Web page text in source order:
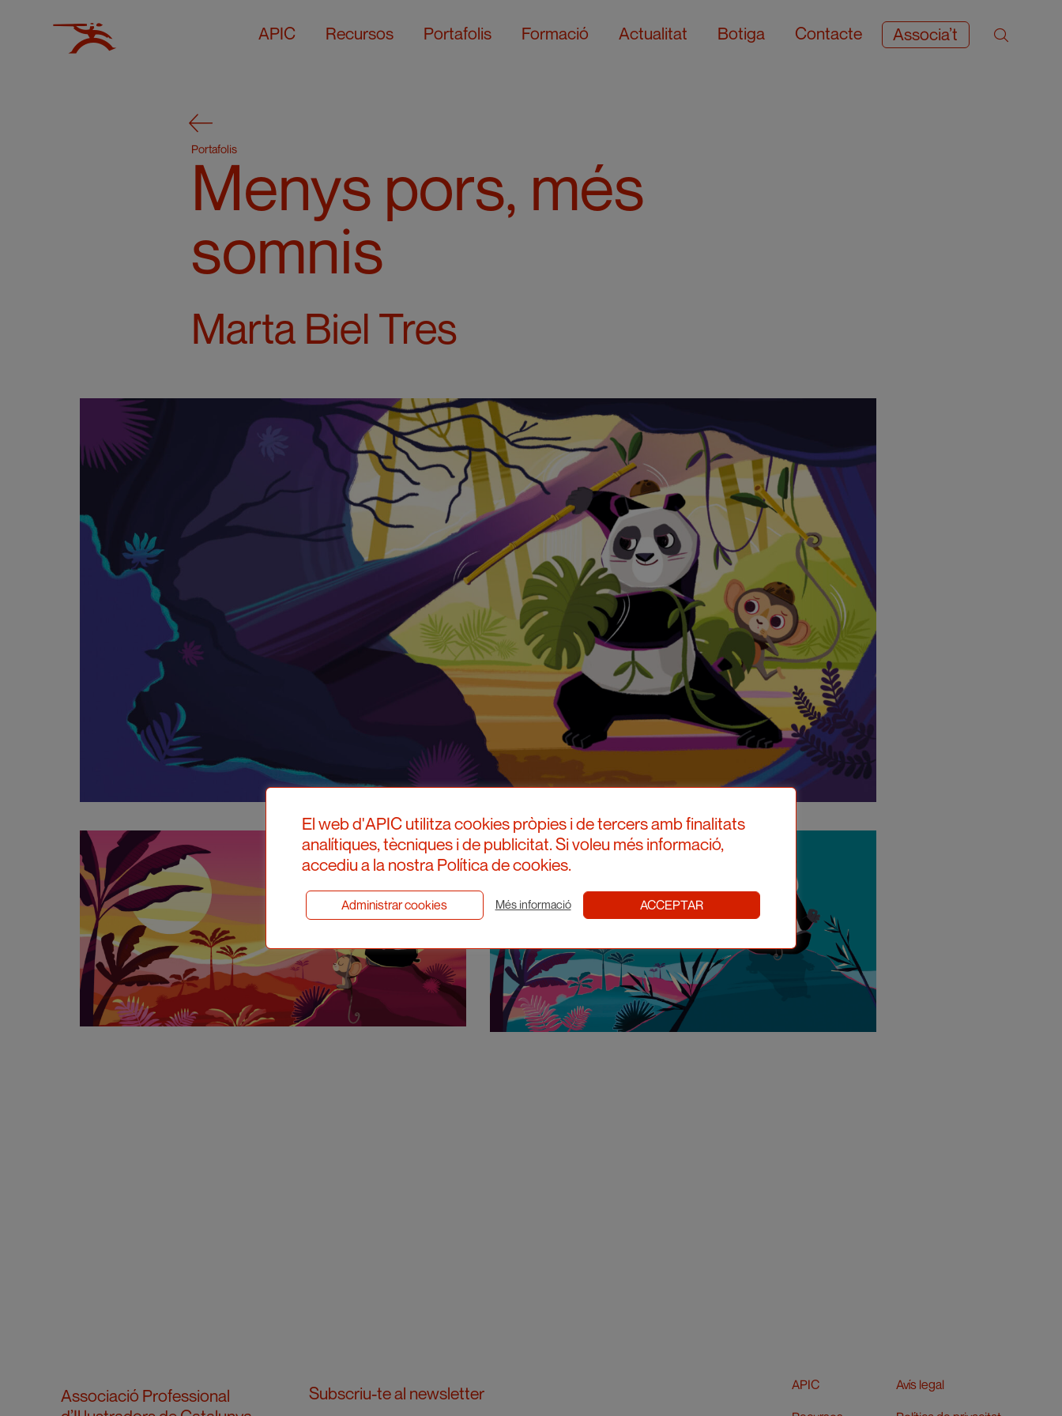
APIC Recursos Portafolis Formació Actualitat Botiga Contacte Associa’t
Portafolis
Menys pors, més
somnis
Marta Biel Tres
Associació Professional
Subscriu-te al newsletter APIC Avís legal
El web d'APIC utilitza cookies pròpies i de tercers amb finalitats
analítiques, tècniques i de publicitat. Si voleu més informació,
accediu a la nostra Política de cookies.
Administrar cookies Més informació ACCEPTAR